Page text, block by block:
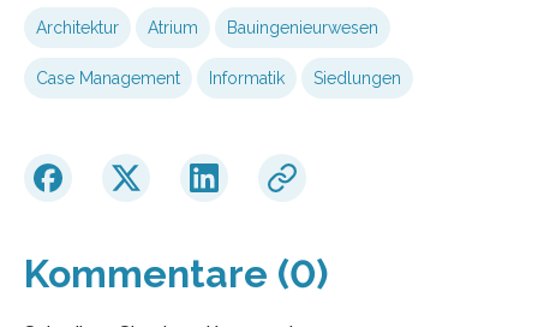
Architektur Atrium Bauingenieurwesen
Case Management Informatik Siedlungen
Kommentare (0)